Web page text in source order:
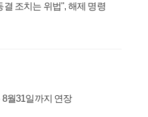
조치는 위법", 해제 명령
월31일까지 연장